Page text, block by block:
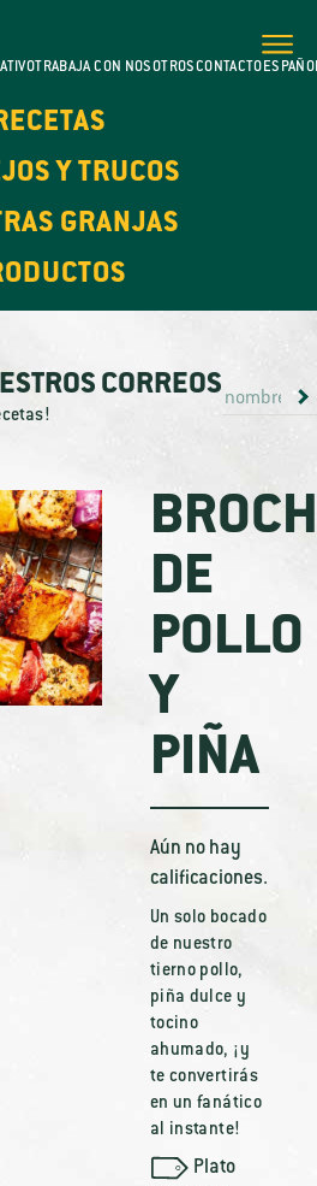
TRABAJA CON NOSOTROSCONTACTO
Y TRUCOS
GRANJAS
CORREOS
DE
POLLO
Y
PIÑA
Aún no hay
calificaciones.
Un solo bocado
de nuestro
tierno pollo,
piña dulce y
tocino
ahumado, ¡y
te convertirás
en un fanático
al instante!
Plato